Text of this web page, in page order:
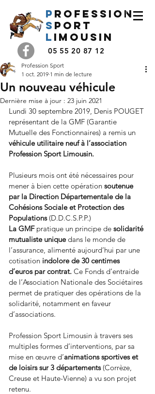
P rofession
s port
l imousin
05 55 20 87 12
Un nouveau véhicule
Profession Sport
1 oct. 2019 1 min de lecture
Dernière mise à jour : 23 juin 2021
Lundi 30 septembre 2019, Denis POUGET
représentant de la GMF (Garantie
Mutuelle des Fonctionnaires) a remis un
véhicule utilitaire neuf à l’association
Profession Sport Limousin.
Plusieurs mois ont été nécessaires pour
mener à bien cette opération soutenue
par la Direction Départementale de la
Cohésions Sociale et Protection des
Populations (D.D.C.S.P.P.)
La GMF pratique un principe de solidarité
mutualiste unique dans le monde de
l’assurance, alimenté aujourd’hui par une
cotisation indolore de 30 centimes
d’euros par contrat. Ce Fonds d’entraide
de l’Association Nationale des Sociétaires
permet de pratiquer des opérations de la
solidarité, notamment en faveur
d’associations.
Profession Sport Limousin à travers ses
multiples formes d’interventions, par sa
mise en œuvre d’animations sportives et
de loisirs sur 3 départements (Corrèze,
Creuse et Haute-Vienne) a vu son projet
retenu.